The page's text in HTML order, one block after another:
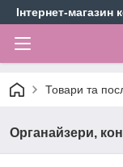
Інтернет-магазин
Товари та
Органайзери,